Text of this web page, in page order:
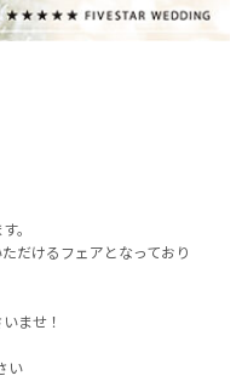
。
だけるフェアとなっており
ませ！
い